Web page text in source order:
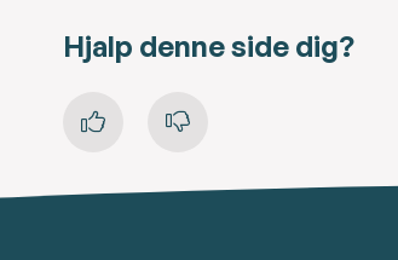
Hjalp denne side dig?